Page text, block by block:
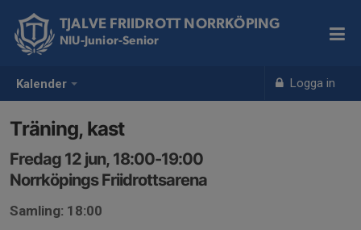
Kalender Logga in
TJALVE FRIIDROTT NORRKÖPING
NIU-Junior-Senior
Träning, kast
Fredag 12 jun, 18:00-19:00
Norrköpings Friidrottsarena
Samling: 18:00